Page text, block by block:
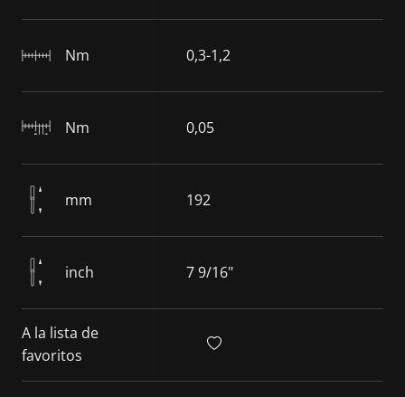
Nm 0,3-1,2
Nm 0,05
mm 192
inch 7 9/16"
A la lista de
favoritos